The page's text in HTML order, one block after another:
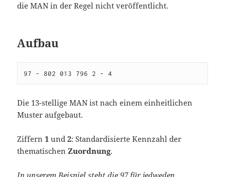
die MAN in der Regel nicht veröffentlicht.
Aufbau
97 - 802 013 796 2 - 4
Die 13-stellige MAN ist nach einem einheitlichen
Muster aufgebaut.
Ziffern1 und2: Standardisierte Kennzahl der
thematischenZuordnung.